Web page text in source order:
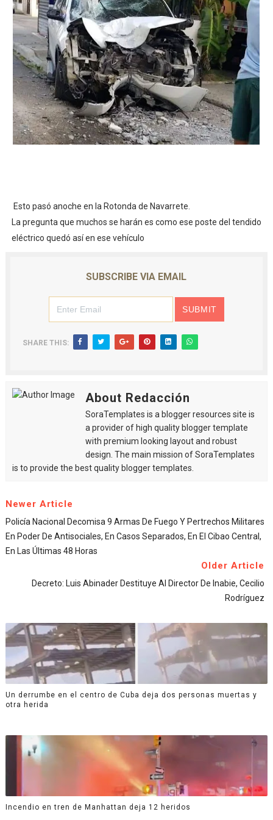
Esto pasó anoche en la Rotonda de Navarrete.
La pregunta que muchos se harán es como ese poste del tendido
eléctrico quedó así en ese vehículo
SUBSCRIBE VIA EMAIL
SHARE THIS:
About Redacción
SoraTemplates is a blogger resources site is
a provider of high quality blogger template
with premium looking layout and robust
design. The main mission of SoraTemplates
is to provide the best quality blogger templates.
Newer Article
Policía Nacional Decomisa 9 Armas De Fuego Y Pertrechos Militares
En Poder De Antisociales, En Casos Separados, En El Cibao Central,
En Las Últimas 48 Horas
Older Article
Decreto: Luis Abinader Destituye Al Director De Inabie, Cecilio
Rodríguez
Un derrumbe en el centro de Cuba deja dos personas muertas y
otra herida
Incendio en tren de Manhattan deja 12 heridos